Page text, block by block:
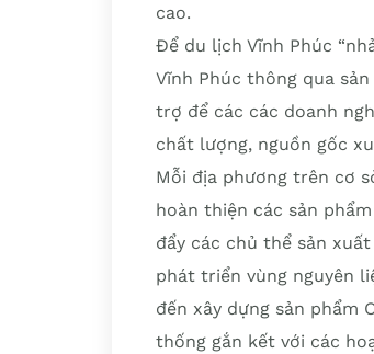
cao.
Để du lịch Vĩnh Phúc
Vĩnh Phúc thông qua
trợ để các các doanh
chất lượng, nguồn gốc
Mỗi địa phương trên cơ
hoàn thiện các sản
đẩy các chủ thể sản
phát triển vùng nguyên
đến xây dựng sản phẩm
thống gắn kết với các